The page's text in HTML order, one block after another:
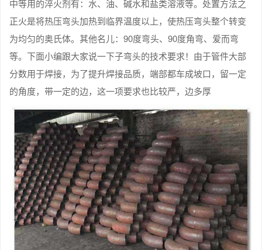
中等用的淬火剂有：水、油、碱水和盐类溶液等。处置方法之
正火是将热压弯头加热到临界温度以上，使热压弯头整个转变
为均匀的奥氏体。其他名儿：90度弯头、90度角弯、爱而弯
等。下面小编跟大家说一下子弯头的技术要求！由于管件大部
分数用于焊接，为了提升焊接品质，端部都车成坡口，留一定
的角度，带一定的边，这一项要求也比较严，边多厚